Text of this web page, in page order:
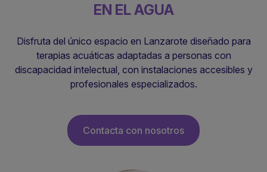
EN EL AGUA
Disfruta del único espacio en Lanzarote diseñado para
terapias acuáticas adaptadas a personas con
discapacidad intelectual, con instalaciones accesibles y
profesionales especializados.
Contacta con nosotros